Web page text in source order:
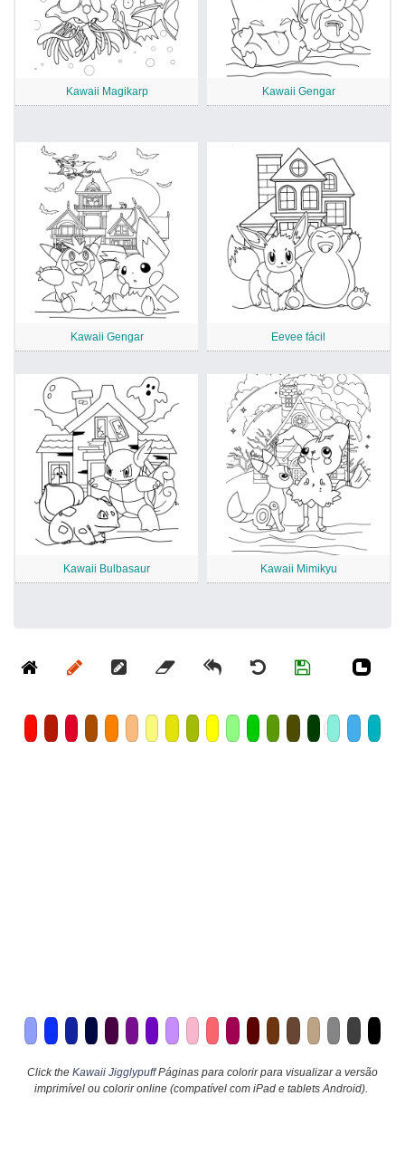
Kawaii Magikarp Kawaii Gengar
Kawaii Gengar Eevee fácil
Kawaii Bulbasaur Kawaii Mimikyu
Click the Kawaii JigglypuffPáginas para colorir para visualizar a versão
imprimível ou colorir online (compatível com iPad e tablets Android).